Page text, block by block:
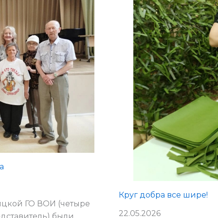
ГО ВОИ (четыре
были
Круг добра все шире!
22.05.2026